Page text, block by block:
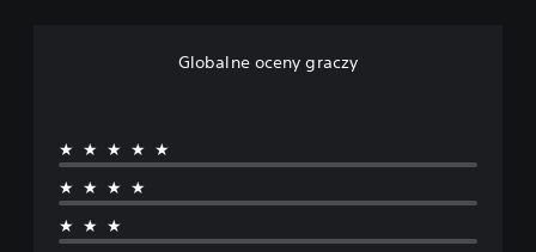
Globalne oceny graczy
★★★★★
★★★★
★★★